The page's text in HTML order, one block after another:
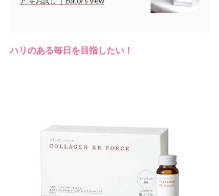
ハリのある毎日を目指したい！